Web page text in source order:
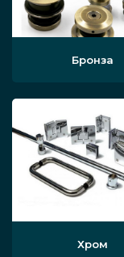
Бронза
Хром